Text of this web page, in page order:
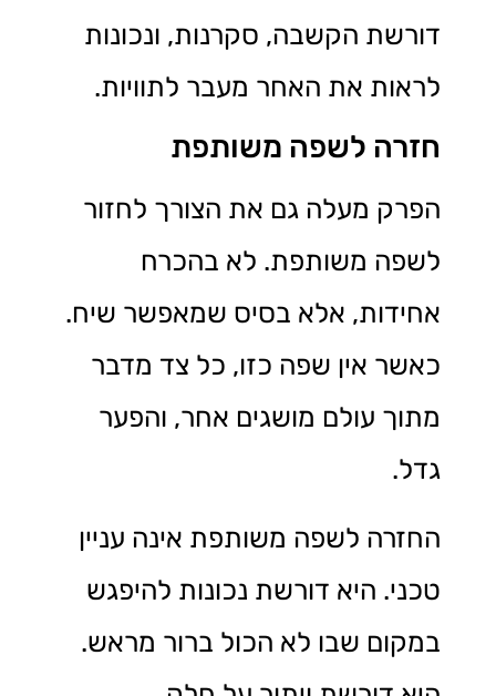
דורשת הקשבה, סקרנות, ונכונות
לראות את האחר מעבר לתוויות.
חזרה לשפה משותפת
הפרק מעלה גם את הצורך לחזור
לשפה משותפת. לא בהכרח
אחידות, אלא בסיס שמאפשר שיח.
כאשר אין שפה כזו, כל צד מדבר
מתוך עולם מושגים אחר, והפער
גדל.
החזרה לשפה משותפת אינה עניין
טכני. היא דורשת נכונות להיפגש
במקום שבו לא הכול ברור מראש.